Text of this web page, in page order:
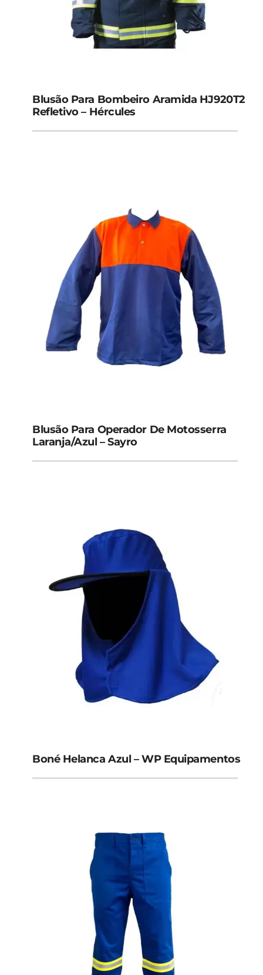
Blusão Para Bombeiro Aramida HJ920T2
Refletivo – Hércules
Blusão Para Operador De Motosserra
Laranja/Azul – Sayro
Boné Helanca Azul – WP Equipamentos